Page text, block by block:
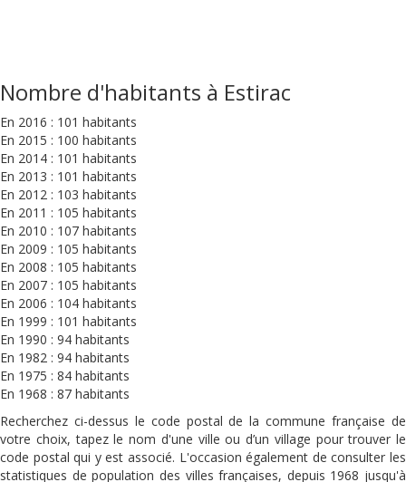
Nombre d'habitants à Estirac
En 2016 : 101 habitants
En 2015 : 100 habitants
En 2014 : 101 habitants
En 2013 : 101 habitants
En 2012 : 103 habitants
En 2011 : 105 habitants
En 2010 : 107 habitants
En 2009 : 105 habitants
En 2008 : 105 habitants
En 2007 : 105 habitants
En 2006 : 104 habitants
En 1999 : 101 habitants
En 1990 : 94 habitants
En 1982 : 94 habitants
En 1975 : 84 habitants
En 1968 : 87 habitants
Recherchez ci-dessus le code postal de la commune française de
votre choix, tapez le nom d'une ville ou d’un village pour trouver le
code postal qui y est associé. L'occasion également de consulter les
statistiques de population des villes françaises, depuis 1968 jusqu'à